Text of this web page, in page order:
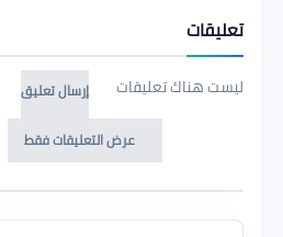
تعليقات
ليست هناك تعليقات
إرسال تعليق
عرض التعليقات فقط